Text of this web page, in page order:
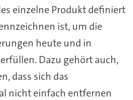
einzelne Produkt definiert
ist, um die
heute und in
Dazu gehört auch,
dass sich das
nicht einfach entfernen